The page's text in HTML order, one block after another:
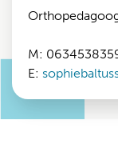
M:
E: